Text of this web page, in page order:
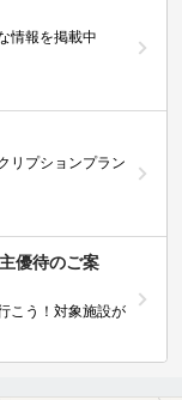
情報を掲載中
リプションプラン
優待のご案
こう！対象施設が